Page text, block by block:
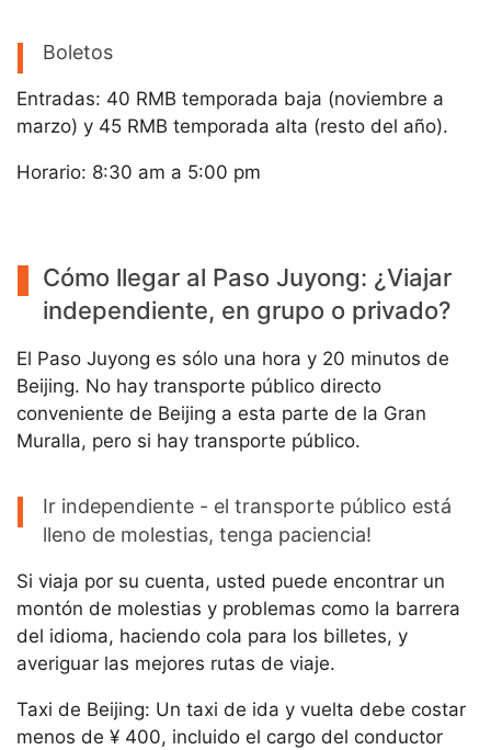
Boletos
Entradas: 40 RMB temporada baja (noviembre a
marzo) y 45 RMB temporada alta (resto del año).
Horario: 8:30 am a 5:00 pm
Cómo llegar al Paso Juyong: ¿Viajar
independiente, en grupo o privado?
El Paso Juyong es sólo una hora y 20 minutos de
Beijing. No hay transporte público directo
conveniente de Beijing a esta parte de la Gran
Muralla, pero si hay transporte público.
Ir independiente - el transporte público está
lleno de molestias, tenga paciencia!
Si viaja por su cuenta, usted puede encontrar un
montón de molestias y problemas como la barrera
del idioma, haciendo cola para los billetes, y
averiguar las mejores rutas de viaje.
Taxi de Beijing: Un taxi de ida y vuelta debe costar
menos de ¥ 400, incluido el cargo del conductor